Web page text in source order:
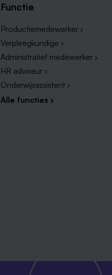
Functie
Productiemedewerker ›
Verpleegkundige ›
Administratief medewerker ›
HR adviseur ›
Onderwijsassistent ›
Alle functies ›